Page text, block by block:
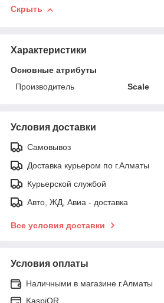
Скрыть
Характеристики
Основные атрибуты
Производитель
Scale
Условия доставки
Самовывоз
Доставка курьером по г.Алматы
Курьерской службой
Авто, ЖД, Авиа - доставка
Все условия доставки
Условия оплаты
Наличными в магазине г.Алматы
KaspiQR